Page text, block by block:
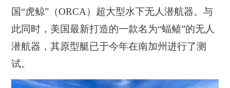
国“虎鲸”（ORCA）超大型水下无人潜航器。与
此同时，美国最新打造的一款名为“蝠鲼”的无人
潜航器，其原型艇已于今年在南加州进行了测
试。